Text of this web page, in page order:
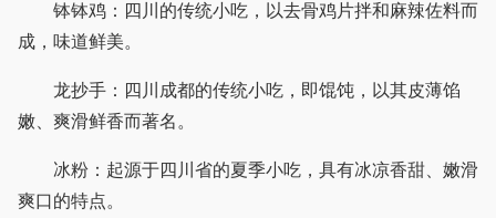
钵钵鸡：四川的传统小吃，以去骨鸡片拌和麻辣佐料而
成，味道鲜美。
龙抄手：四川成都的传统小吃，即馄饨，以其皮薄馅
嫩、爽滑鲜香而著名。
冰粉：起源于四川省的夏季小吃，具有冰凉香甜、嫩滑
爽口的特点。